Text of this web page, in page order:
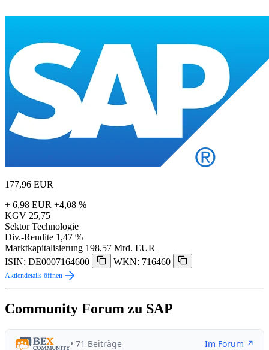
177,96 EUR
+ 6,98 EUR +4,08 %
KGV 25,75
Sektor Technologie
Div.-Rendite 1,47 %
Marktkapitalisierung 198,57 Mrd. EUR
ISIN: DE0007164600
WKN: 716460
Aktiendetails öffnen
Community Forum zu SAP